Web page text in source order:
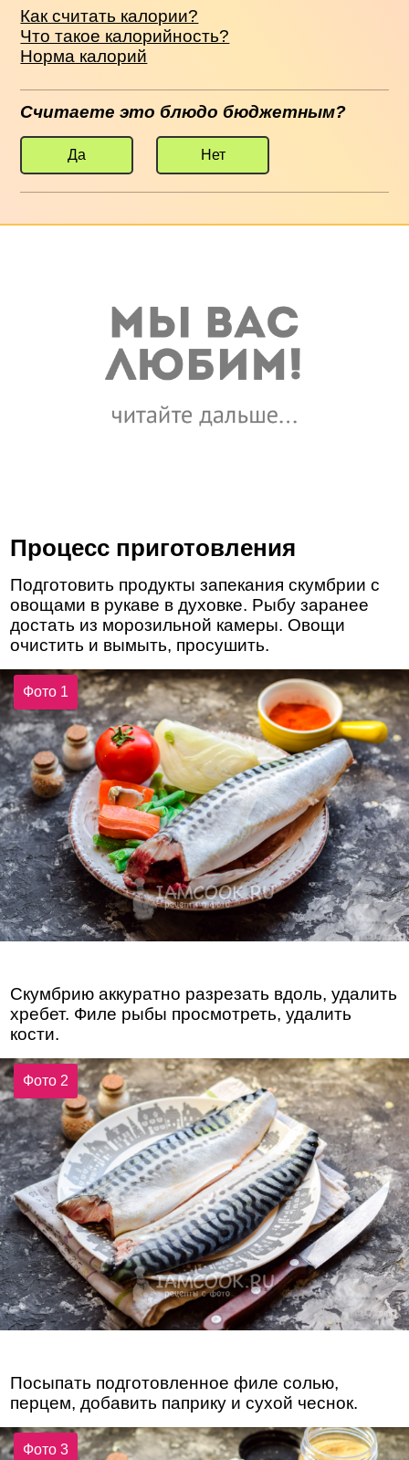
Как считать калории?
Что такое калорийность?
Норма калорий
Считаете это блюдо бюджетным?
Да Нет
Процесс приготовления
Подготовить продукты запекания скумбрии с
овощами в рукаве в духовке. Рыбу заранее
достать из морозильной камеры. Овощи
очистить и вымыть, просушить.
Фото 1
Скумбрию аккуратно разрезать вдоль, удалить
хребет. Филе рыбы просмотреть, удалить
кости.
Фото 2
Посыпать подготовленное филе солью,
перцем, добавить паприку и сухой чеснок.
Фото 3